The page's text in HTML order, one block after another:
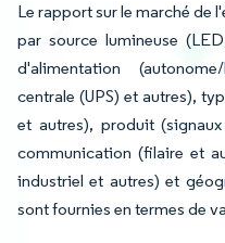
Le rapport sur le marché de
par source lumineuse
d'alimentation
centrale (UPS) et autres),
et autres), produit
communication (filaire et
industriel et autres) et
sont fournies en termes de